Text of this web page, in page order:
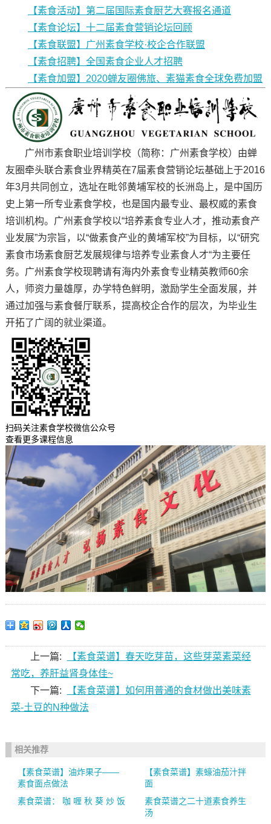
【素食活动】第二届国际素食厨艺大赛报名通道
【素食论坛】十二届素食营销论坛回顾
【素食联盟】广州素食学校·校企合作联盟
【素食招聘】全国素食企业人才招聘
【素食加盟】2020蝉友圈佛旅、素猫素食全球免费加盟
广州市素食职业培训学校（简称：广州素食学校）由蝉
友圈牵头联合素食业界精英在7届素食营销论坛基础上于2016
年3月共同创立，选址在毗邻黄埔军校的长洲岛上，是中国历
史上第一所专业素食学校，也是国内最专业、最权威的素食
培训机构。广州素食学校以“培养素食专业人才，推动素食产
业发展”为宗旨，以“做素食产业的黄埔军校”为目标，以“研究
素食市场素食厨艺发展规律与培养专业素食人才“为主要任
务。广州素食学校现聘请有海内外素食专业精英教师60余
人，师资力量雄厚，办学特色鲜明，激励学生全面发展，并
通过加强与素食餐厅联系，提高校企合作的层次，为毕业生
开拓了广阔的就业渠道。
扫码关注素食学校微信公众号
查看更多课程信息
上一篇:
【素食菜谱】春天吃芽苗，这些芽菜素菜经
常吃，养肝益肾身体佳~
下一篇:
【素食菜谱】如何用普通的食材做出美味素
菜-土豆的N种做法
相关推荐
【素食菜谱】油炸果子——
素食面点做法
【素食菜谱】素蠔油茄汁拌
面
素食菜谱： 咖 喱 秋 葵 炒 饭
素食菜谱之二十道素食养生
汤